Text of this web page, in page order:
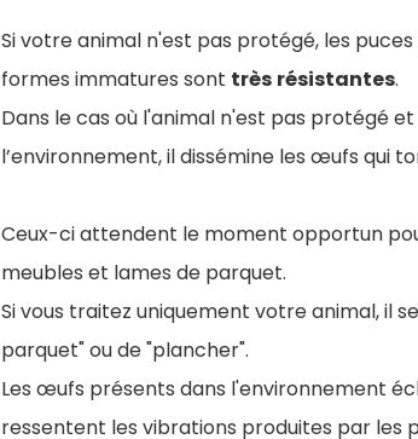
Si votre animal n'est pas protégé, les
formes immatures sont très résistantes.
Dans le cas où l'animal n'est pas protégé
l’environnement, il dissémine les œufs qui
Ceux-ci attendent le moment opportun
meubles et lames de parquet.
Si vous traitez uniquement votre animal, il
parquet" ou de "plancher".
Les œufs présents dans l'environnement
ressentent les vibrations produites par les